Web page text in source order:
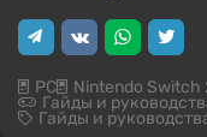
PC Nintendo Switch
Гайды и
Гайды и